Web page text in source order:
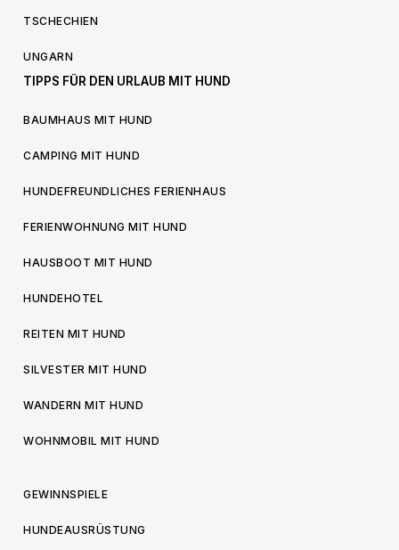
TSCHECHIEN
UNGARN
TIPPS FÜR DEN URLAUB MIT HUND
BAUMHAUS MIT HUND
CAMPING MIT HUND
HUNDEFREUNDLICHES FERIENHAUS
FERIENWOHNUNG MIT HUND
HAUSBOOT MIT HUND
HUNDEHOTEL
REITEN MIT HUND
SILVESTER MIT HUND
WANDERN MIT HUND
WOHNMOBIL MIT HUND
GEWINNSPIELE
HUNDEAUSRÜSTUNG